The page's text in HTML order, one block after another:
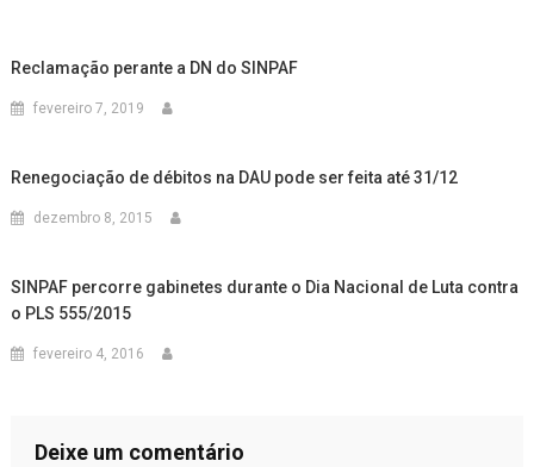
Reclamação perante a DN do SINPAF
fevereiro 7, 2019
Renegociação de débitos na DAU pode ser feita até 31/12
dezembro 8, 2015
SINPAF percorre gabinetes durante o Dia Nacional de Luta contra
o PLS 555/2015
fevereiro 4, 2016
Deixe um comentário